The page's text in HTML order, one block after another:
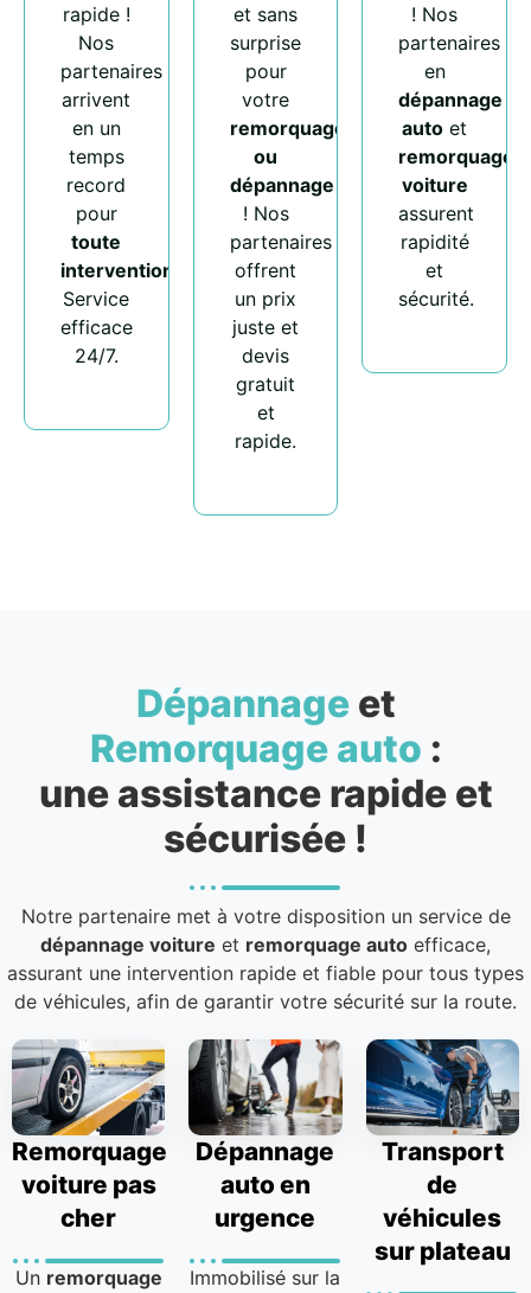
rapide !
Nos
partenaires
arrivent
en un
temps
record
pour
toute
intervention
Service
efficace
24/7.
et sans
surprise
pour
votre
remorquage
ou
dépannage
! Nos
partenaires
offrent
un prix
juste et
devis
gratuit
et
rapide.
! Nos
partenaires
en
dépannage
auto et
remorquage
voiture
assurent
rapidité
et
sécurité.
Dépannageet
Remorquage auto :
une assistance rapide et
sécurisée !
Notre partenaire met à votre disposition un service de
dépannage voiture et remorquage auto efficace,
assurant une intervention rapide et fiable pour tous types
de véhicules, afin de garantir votre sécurité sur la route.
Remorquage
voiture pas
cher
Un remorquage
Dépannage
auto en
urgence
Immobilisé sur la
Transport
de
véhicules
sur plateau